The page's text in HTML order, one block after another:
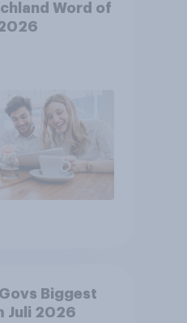
Word of
Biggest
Juli 2026